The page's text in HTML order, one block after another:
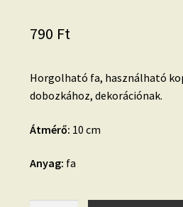
790 Ft
Horgolható fa, használható
dobozkához, dekorációnak.
Átmérő: 10 cm
Anyag: fa